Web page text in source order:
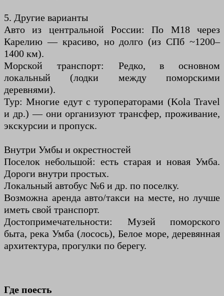
5. Другие варианты
Авто из центральной России: По М18 через
Карелию — красиво, но долго (из СПб ~1200–
1400 км).
Морской транспорт: Редко, в основном
локальный (лодки между поморскими
деревнями).
Тур: Многие едут с туроператорами (Kola Travel
и др.) — они организуют трансфер, проживание,
экскурсии и пропуск.
Внутри Умбы и окрестностей
Поселок небольшой: есть старая и новая Умба.
Дороги внутри простых.
Локальный автобус №6 и др. по поселку.
Возможна аренда авто/такси на месте, но лучше
иметь свой транспорт.
Достопримечательности: Музей поморского
быта, река Умба (лосось), Белое море, деревянная
архитектура, прогулки по берегу.
Где поесть